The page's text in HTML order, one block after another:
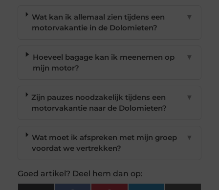
Wat kan ik allemaal zien tijdens een
motorvakantie in de Dolomieten?
▼
Hoeveel bagage kan ik meenemen op
mijn motor?
▼
Zijn pauzes noodzakelijk tijdens een
motorvakantie naar de Dolomieten?
▼
Wat moet ik afspreken met mijn groep
voordat we vertrekken?
▼
Goed artikel? Deel hem dan op: